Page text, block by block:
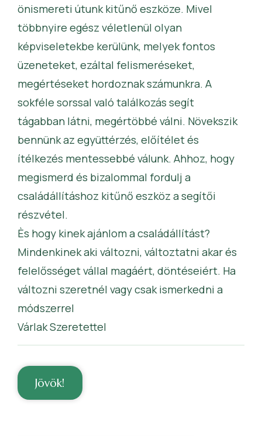
önismereti útunk kitűnő eszköze. Mivel
többnyire egész véletlenül olyan
képviseletekbe kerülünk, melyek fontos
üzeneteket, ezáltal felismeréseket,
megértéseket hordoznak számunkra. A
sokféle sorssal való találkozás segít
tágabban látni, megértöbbé válni. Növekszik
bennünk az együttérzés, előítélet és
ítélkezés mentessebbé válunk. Ahhoz, hogy
megismerd és bizalommal fordulj a
családállításhoz kitűnő eszköz a segítői
részvétel.
Ès hogy kinek ajánlom a családállítást?
Mindenkinek aki változni, változtatni akar és
felelősséget vállal magáért, döntéseiért. Ha
változni szeretnél vagy csak ismerkedni a
módszerrel
Várlak Szeretettel
Jövök!